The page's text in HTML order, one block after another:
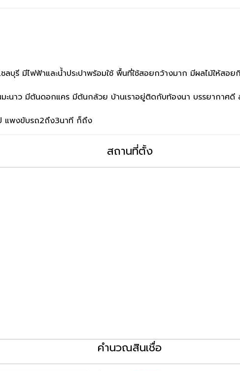
รี มีไฟฟ้าและน้ำประปาพร้อมใช้ พื้นที่ใช้สอยกว้างมาก มีผลไม้ให้สอย
ะนาว มีต้นดอกแคร มีต้นกล้วย บ้านเราอยู่ติดกับท้องนา บรรยากาศดี
แพงขับรถ2ถึง3นาที ก็ถึง
สถานที่ตั้ง
คำนวณสินเชื่อ